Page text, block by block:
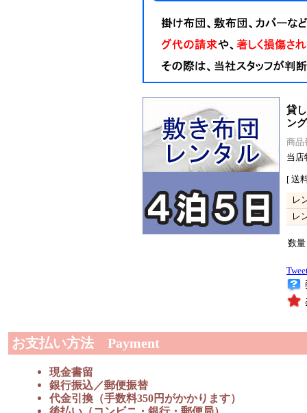
貸
ン
商品
当店
[ 送
レ
レ
数量
お支払い方法 Payment
現金書留
銀行振込／郵便振替
代金引換（手数料350円がかかります）